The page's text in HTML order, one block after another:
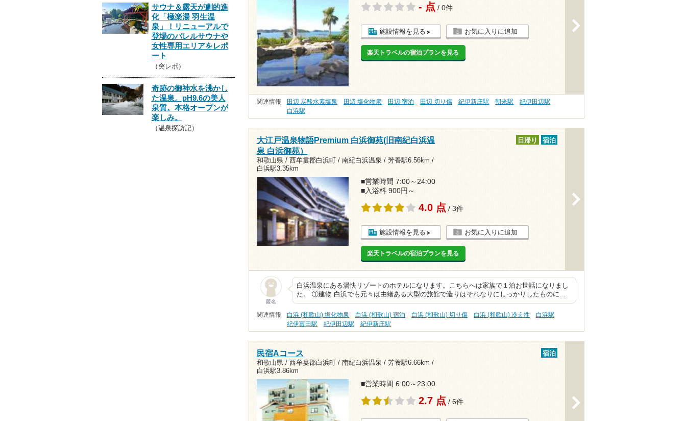
- 点 / 0件
施設情報を見る お気に入りに追加
楽天トラベルの宿泊プランを見る
関連情報 田辺 炭酸水素塩泉 田辺 塩化物泉 田辺 宿泊 田辺 切り傷 紀伊新庄駅 朝来駅
紀伊田辺駅
白浜駅
大江戸温泉物語Premium 白浜御苑(旧南紀白浜温
泉 白浜御苑）
和歌山県 / 西牟婁郡白浜町 / 南紀白浜温泉 / 芳養駅6.56km /
白浜駅3.35km
日帰り 宿泊
■営業時間 7:00～24:00
■入浴料 900円～
4.0 点 / 3件
施設情報を見る お気に入りに追加
楽天トラベルの宿泊プランを見る
匿名
白浜温泉にある湯快リゾートのホテルになります。こちらへは家族で１泊お世話になりまし
た。 ①建物 白浜でも元々は由緒ある大型の旅館で造りはそれなりにしっかりしたものに…
関連情報 白浜 (和歌山) 塩化物泉 白浜 (和歌山) 宿泊 白浜 (和歌山) 切り傷 白浜 (和歌山) 冷え性
白浜駅
紀伊富田駅
紀伊田辺駅 紀伊新庄駅
民宿Aコース
和歌山県 / 西牟婁郡白浜町 / 南紀白浜温泉 / 芳養駅6.66km /
白浜駅3.86km
宿泊
■営業時間 6:00～23:00
2.7 点 / 6件
サウナ＆露天が劇的進
化「極楽湯 羽生温
泉」！リニューアルで
登場のバレルサウナや
女性専用エリアをレポ
ート
（突レポ）
奇跡の御神水を沸かし
た温泉。pH9.6の美人
泉質。本格オープンが
楽しみ。
（温泉探訪記）